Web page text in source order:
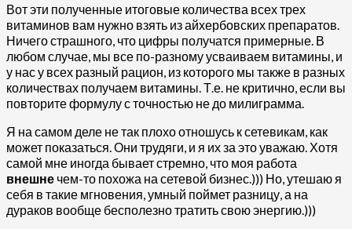
Вот эти полученные итоговые количества всех трех
витаминов вам нужно взять из айхербовских препаратов.
Ничего страшного, что цифры получатся примерные. В
любом случае, мы все по-разному усваиваем витамины, и
у нас у всех разный рацион, из которого мы также в разных
количествах получаем витамины. Т.е. не критично, если вы
повторите формулу с точностью не до милиграмма.
Я на самом деле не так плохо отношусь к сетевикам, как
может показаться. Они трудяги, и я их за это уважаю. Хотя
самой мне иногда бывает стремно, что моя работа
внешне чем-то похожа на сетевой бизнес.))) Но, утешаю я
себя в такие мгновения, умный поймет разницу, а на
дураков вообще бесполезно тратить свою энергию.)))